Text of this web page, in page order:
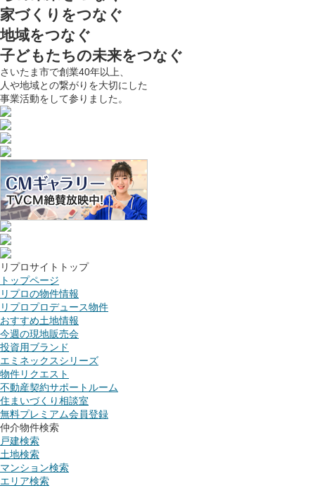
家づくりをつなぐ
地域をつなぐ
子どもたちの未来をつなぐ
さいたま市で創業40年以上、
人や地域との繋がりを大切にした
事業活動をして参りました。
リプロサイトトップ
トップページ
リプロの物件情報
リプロプロデュース物件
おすすめ土地情報
今週の現地販売会
投資用ブランド
エミネックスシリーズ
物件リクエスト
不動産契約サポートルーム
住まいづくり相談室
無料プレミアム会員登録
仲介物件検索
戸建検索
土地検索
マンション検索
エリア検索